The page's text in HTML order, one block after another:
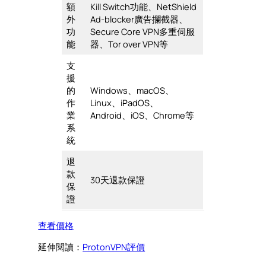
額
外
功
能
Kill Switch功能、NetShield
Ad-blocker廣告攔截器、
Secure Core VPN多重伺服
器、Tor over VPN等
支
援
的
作
業
系
統
Windows、macOS、
Linux、iPadOS、
Android、iOS、Chrome等
退
款
保
證
30天退款保證
查看價格
延伸閱讀： ProtonVPN評價